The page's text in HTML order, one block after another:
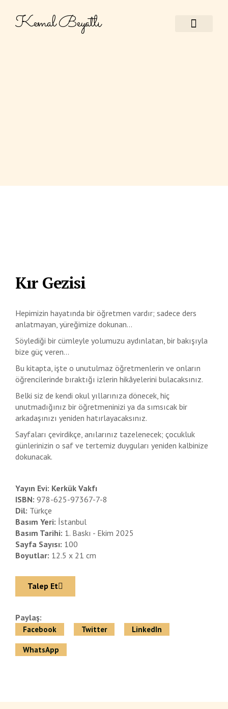
Kemal Beyatlı
Kır Gezisi
Hepimizin hayatında bir öğretmen vardır; sadece ders
anlatmayan, yüreğimize dokunan…
Söylediği bir cümleyle yolumuzu aydınlatan, bir bakışıyla
bize güç veren…
Bu kitapta, işte o unutulmaz öğretmenlerin ve onların
öğrencilerinde bıraktığı izlerin hikâyelerini bulacaksınız.
Belki siz de kendi okul yıllarınıza dönecek, hiç
unutmadığınız bir öğretmeninizi ya da sımsıcak bir
arkadaşınızı yeniden hatırlayacaksınız.
Sayfaları çevirdikçe, anılarınız tazelenecek; çocukluk
günlerinizin o saf ve tertemiz duyguları yeniden kalbinize
dokunacak.
Yayın Evi: Kerkük Vakfı
ISBN: 978-625-97367-7-8
Dil: Türkçe
Basım Yeri: İstanbul
Basım Tarihi: 1. Baskı - Ekim 2025
Sayfa Sayısı: 100
Boyutlar: 12.5 x 21 cm
Talep Et
Paylaş:
Facebook Twitter LinkedIn
WhatsApp